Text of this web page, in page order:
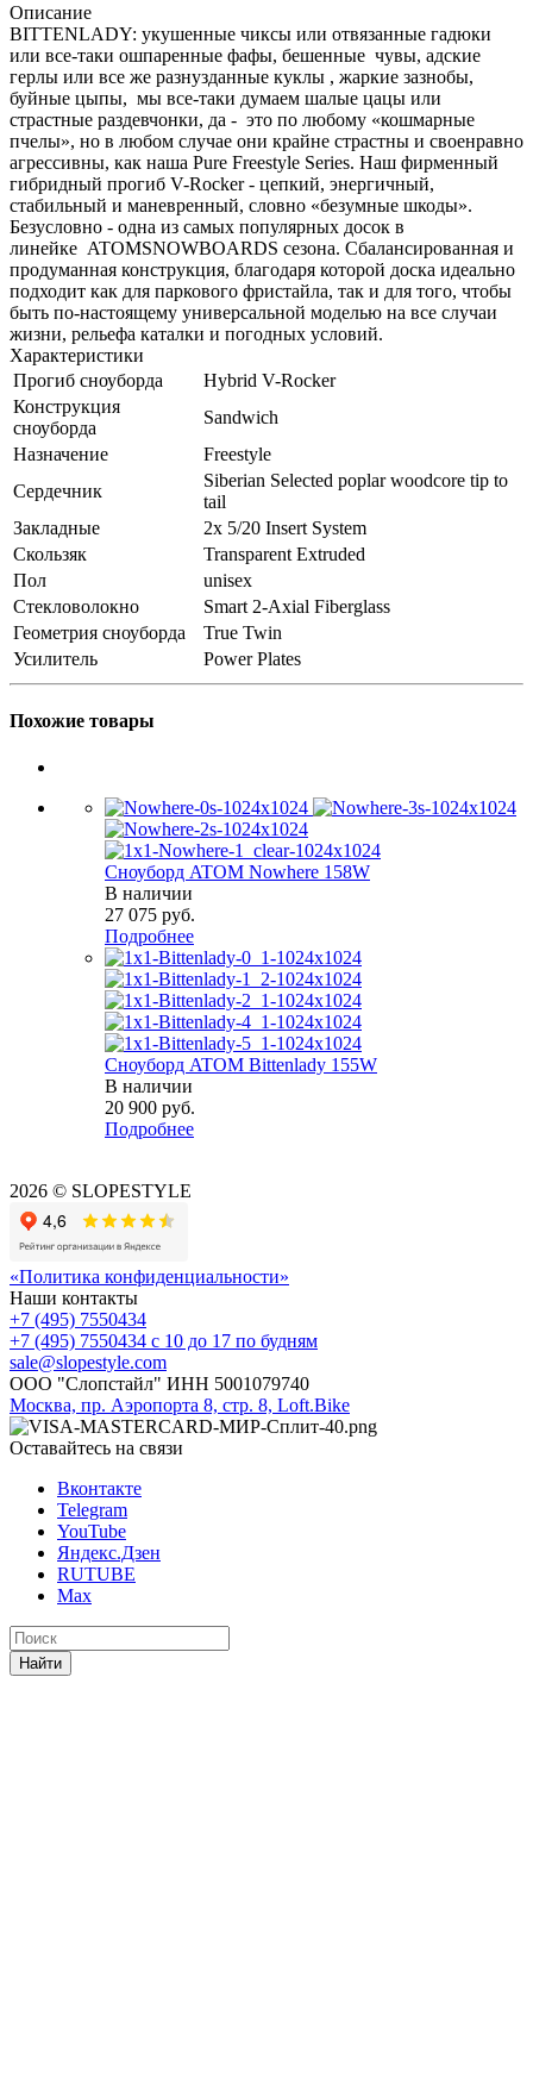
Описание
BITTENLADY: укушенные чиксы или отвязанные гадюки
или все-таки ошпаренные фафы, бешенные чувы, адские
герлы или все же разнузданные куклы , жаркие зазнобы,
буйные цыпы, мы все-таки думаем шалые цацы или
страстные раздевчонки, да - это по любому «кошмарные
пчелы», но в любом случае они крайне страстны и своенравно
агрессивны, как наша Pure Freestyle Series. Наш фирменный
гибридный прогиб V-Rocker - цепкий, энергичный,
стабильный и маневренный, словно «безумные шкоды».
Безусловно - одна из самых популярных досок в
линейке ATOMSNOWBOARDS сезона. Сбалансированная и
продуманная конструкция, благодаря которой доска идеально
подходит как для паркового фристайла, так и для того, чтобы
быть по-настоящему универсальной моделью на все случаи
жизни, рельефа каталки и погодных условий.
Характеристики
Прогиб сноуборда
Hybrid V-Rocker
Конструкция
сноуборда
Sandwich
Назначение
Freestyle
Сердечник
Siberian Selected poplar woodcore tip to
tail
Закладные
2x 5/20 Insert System
Скользяк
Transparent Extruded
Пол
unisex
Стекловолокно
Smart 2-Axial Fiberglass
Геометрия сноуборда
True Twin
Усилитель
Power Plates
Похожие товары
Сноуборд ATOM Nowhere 158W
В наличии
27 075 руб.
Подробнее
Сноуборд ATOM Bittenlady 155W
В наличии
20 900 руб.
Подробнее
2026 © SLOPESTYLE
«Политика конфиденциальности»
Наши контакты
+7 (495) 7550434
+7 (495) 7550434 с 10 до 17 по будням
sale@slopestyle.com
ООО "Слопстайл" ИНН 5001079740
Москва, пр. Аэропорта 8, стр. 8, Loft.Bike
Оставайтесь на связи
Вконтакте
Telegram
YouTube
Яндекс.Дзен
RUTUBE
Max
Найти